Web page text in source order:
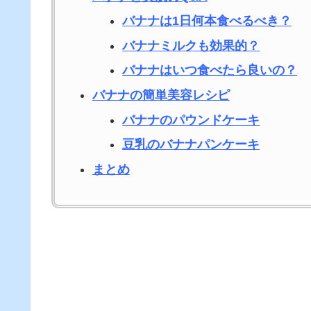
バナナは1日何本食べるべき？
バナナミルクも効果的？
バナナはいつ食べたら良いの？
バナナの簡単美容レシピ
バナナのパウンドケーキ
豆乳のバナナパンケーキ
まとめ